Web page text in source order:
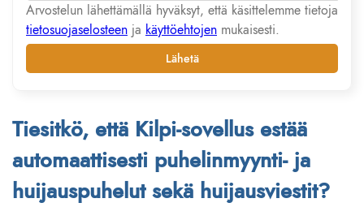
Arvostelun lähettämällä hyväksyt, että käsittelemme tietoja
tietosuojaselosteen ja käyttöehtojen mukaisesti.
Lähetä
Tiesitkö, että Kilpi-sovellus estää
automaattisesti puhelinmyynti- ja
huijauspuhelut sekä huijausviestit?